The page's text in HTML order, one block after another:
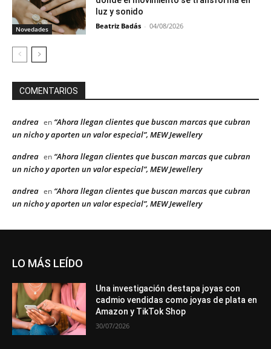
Novedades
luz y sonido
Beatriz Badás - 04/08/2026
COMENTARIOS
andrea en “Ahora llegan clientes que buscan marcas que cubran
un nicho y aporten un valor especial”, MEW Jewellery
andrea en “Ahora llegan clientes que buscan marcas que cubran
un nicho y aporten un valor especial”, MEW Jewellery
andrea en “Ahora llegan clientes que buscan marcas que cubran
un nicho y aporten un valor especial”, MEW Jewellery
LO MÁS LEÍDO
Una investigación destapa joyas con
cadmio vendidas como joyas de plata en
Amazon y TikTok Shop
30/07/2026